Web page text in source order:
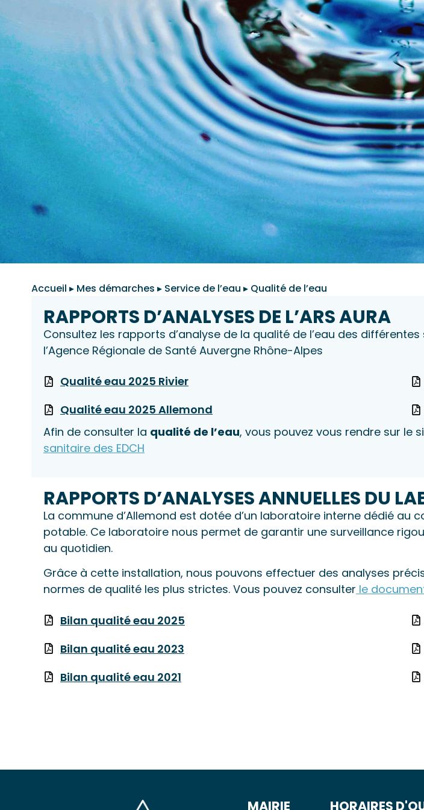
Accueil ▸ Mes démarches ▸ Service de l’eau ▸ Qualité de l’eau
RAPPORTS D’ANALYSES DE L’ARS AURA
Consultez les rapports d’analyse de la qualité de l’eau des
l’Agence Régionale de Santé Auvergne Rhône-Alpes
Qualité eau 2025 Rivier
Qualité eau 2025 Allemond
Afin de consulter la qualité de l’eau, vous pouvez vous rendre sur le
sanitaire des EDCH
RAPPORTS D’ANALYSES ANNUELLES DU
La commune d’Allemond est dotée d’un laboratoire interne dédié au
potable. Ce laboratoire nous permet de garantir une surveillance
au quotidien.
Grâce à cette installation, nous pouvons effectuer des analyses
normes de qualité les plus strictes. Vous pouvez consulter le
Bilan qualité eau 2025
Bilan qualité eau 2023
Bilan qualité eau 2021
MAIRIE HORAIRES